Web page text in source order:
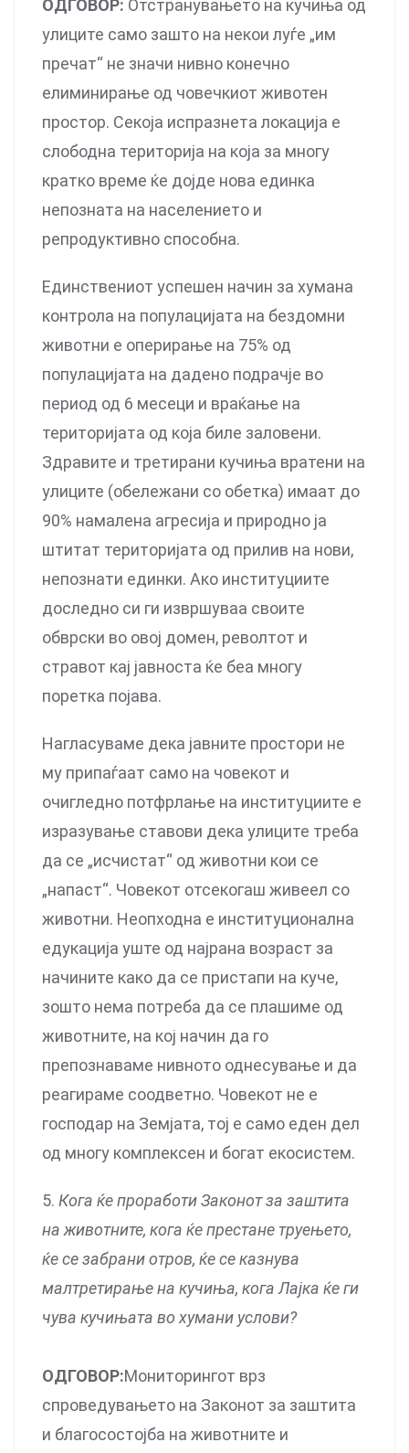
ОДГОВОР: Отстранувањето на кучиња од
улиците само зашто на некои луѓе „им
пречат“ не значи нивно конечно
елиминирање од човечкиот животен
простор. Секоја испразнета локација е
слободна територија на која за многу
кратко време ќе дојде нова единка
непозната на населението и
репродуктивно способна.
Единствениот успешен начин за хумана
контрола на популацијата на бездомни
животни е оперирање на 75% од
популацијата на дадено подрачје во
период од 6 месеци и враќање на
територијата од која биле заловени.
Здравите и третирани кучиња вратени на
улиците (обележани со обетка) имаат до
90% намалена агресија и природно ја
штитат територијата од прилив на нови,
непознати единки. Ако институциите
доследно си ги извршуваа своите
обврски во овој домен, револтот и
стравот кај јавноста ќе беа многу
поретка појава.
Нагласуваме дека јавните простори не
му припаѓаат само на човекот и
очигледно потфрлање на институциите е
изразување ставови дека улиците треба
да се „исчистат“ од животни кои се
„напаст“. Човекот отсекогаш живеел со
животни. Неопходна е институционална
едукација уште од најрана возраст за
начините како да се пристапи на куче,
зошто нема потреба да се плашиме од
животните, на кој начин да го
препознаваме нивното однесување и да
реагираме соодветно. Човекот не е
господар на Земјата, тој е само еден дел
од многу комплексен и богат екосистем.
5. Кога ќе проработи Законот за заштита
на животните, кога ќе престане труењето,
ќе се забрани отров, ќе се казнува
малтретирање на кучиња, кога Лајка ќе ги
чува кучињата во хумани услови?
ОДГОВОР:Мониторингот врз
спроведувањето на Законот за заштита
и благосостојба на животните и